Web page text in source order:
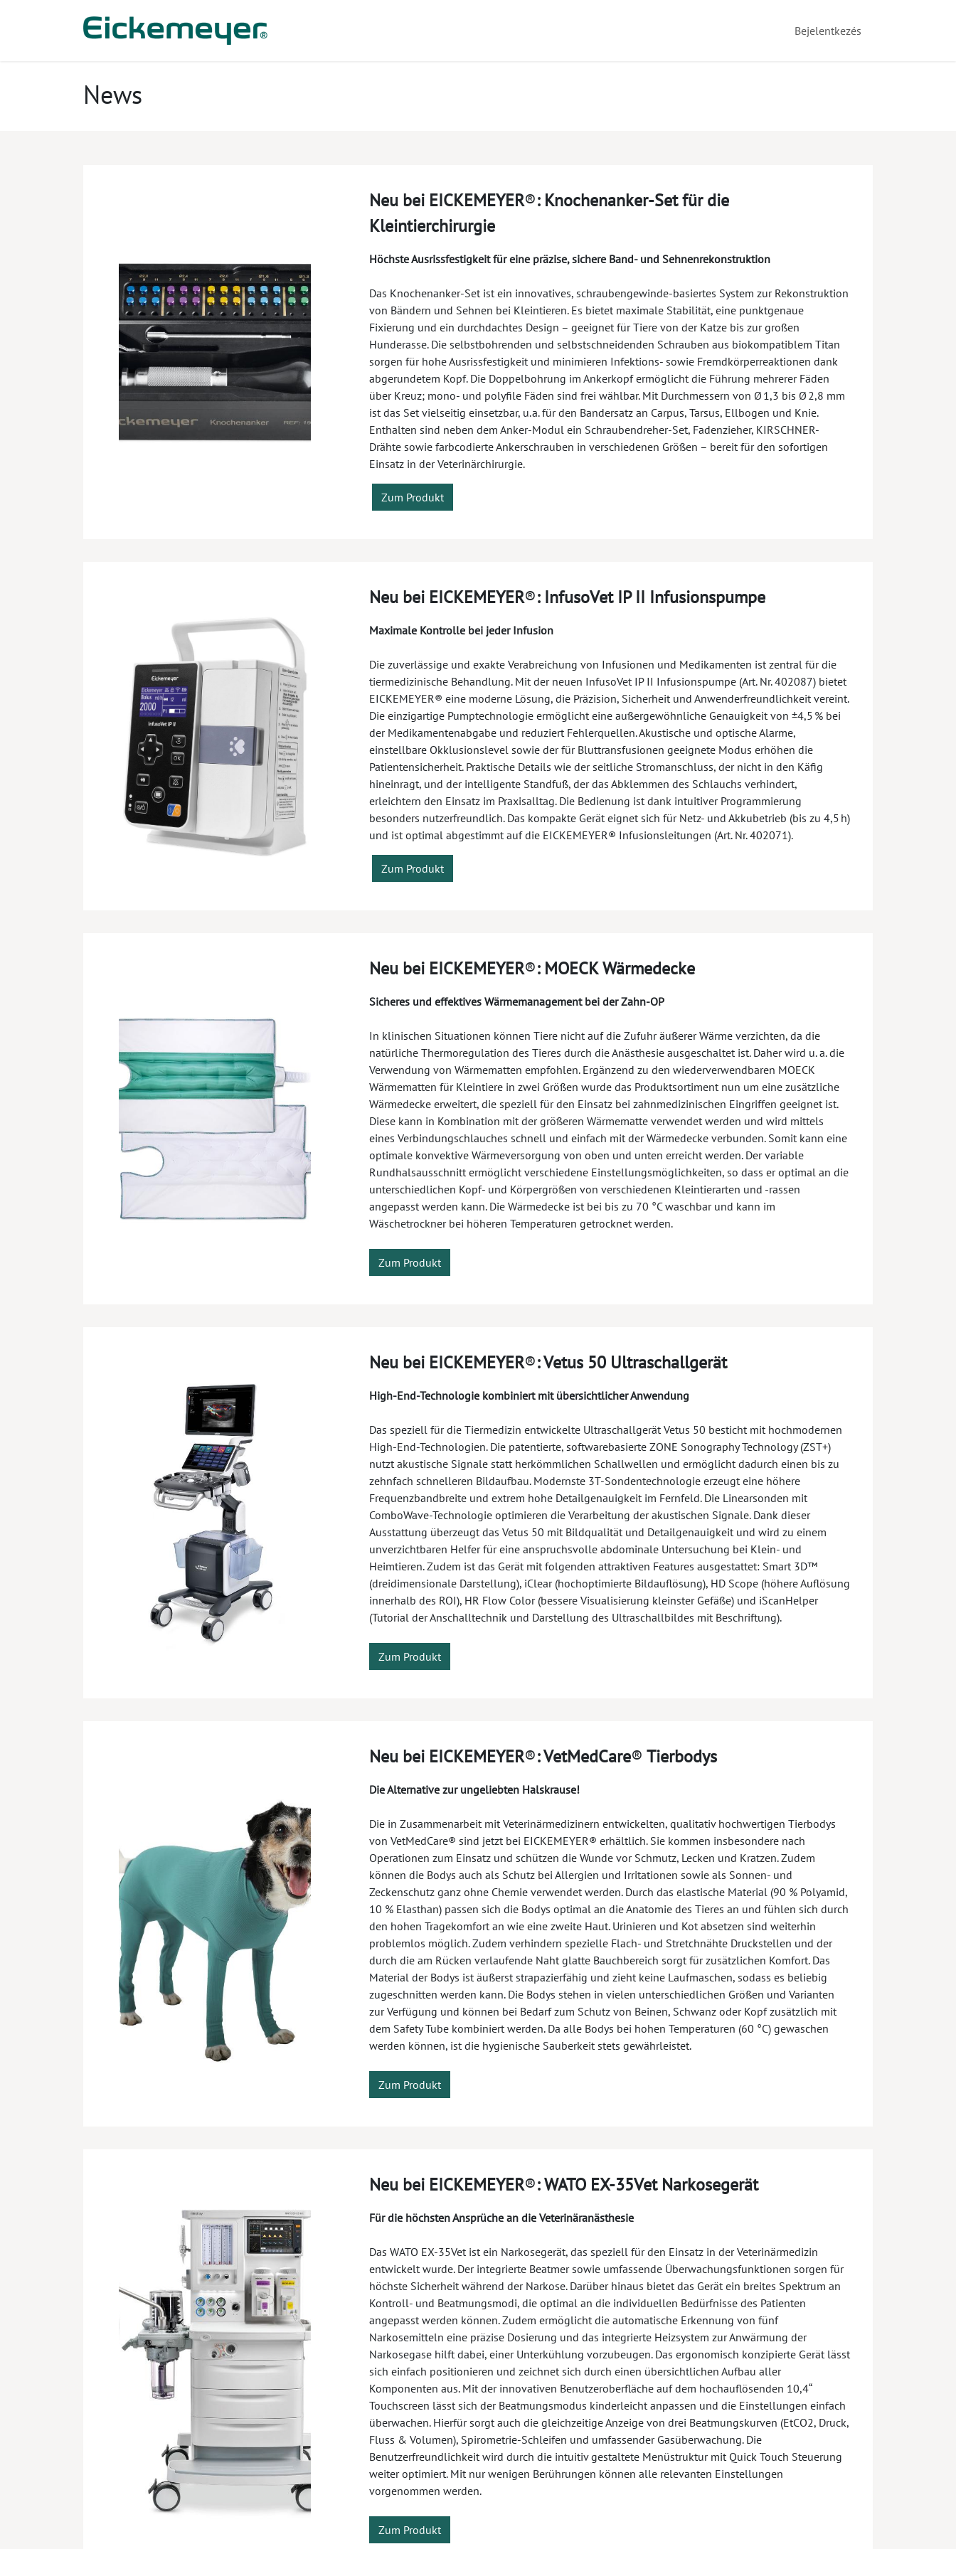
Bejelentkezés
News
Neu bei EICKEMEYER®: Knochenanker-Set für die
Kleintierchirurgie
Höchste Ausrissfestigkeit für eine präzise, sichere Band- und Sehnenrekonstruktion
Das Knochenanker-Set ist ein innovatives, schraubengewinde-basiertes System zur Rekonstruktion
von Bändern und Sehnen bei Kleintieren. Es bietet maximale Stabilität, eine punktgenaue
Fixierung und ein durchdachtes Design – geeignet für Tiere von der Katze bis zur großen
Hunderasse. Die selbstbohrenden und selbstschneidenden Schrauben aus biokompatiblem Titan
sorgen für hohe Ausrissfestigkeit und minimieren Infektions- sowie Fremdkörperreaktionen dank
abgerundetem Kopf. Die Doppelbohrung im Ankerkopf ermöglicht die Führung mehrerer Fäden
über Kreuz; mono- und polyfile Fäden sind frei wählbar. Mit Durchmessern von Ø 1,3 bis Ø 2,8 mm
ist das Set vielseitig einsetzbar, u. a. für den Bandersatz an Carpus, Tarsus, Ellbogen und Knie.
Enthalten sind neben dem Anker-Modul ein Schraubendreher-Set, Fadenzieher, KIRSCHNER-
Drähte sowie farbcodierte Ankerschrauben in verschiedenen Größen – bereit für den sofortigen
Einsatz in der Veterinärchirurgie.
Zum Produkt
Neu bei EICKEMEYER®: InfusoVet IP II Infusionspumpe
Maximale Kontrolle bei jeder Infusion
Die zuverlässige und exakte Verabreichung von Infusionen und Medikamenten ist zentral für die
tiermedizinische Behandlung. Mit der neuen InfusoVet IP II Infusionspumpe (Art. Nr. 402087) bietet
EICKEMEYER® eine moderne Lösung, die Präzision, Sicherheit und Anwenderfreundlichkeit vereint.
Die einzigartige Pumptechnologie ermöglicht eine außergewöhnliche Genauigkeit von ±4,5 % bei
der Medikamentenabgabe und reduziert Fehlerquellen. Akustische und optische Alarme,
einstellbare Okklusionslevel sowie der für Bluttransfusionen geeignete Modus erhöhen die
Patientensicherheit. Praktische Details wie der seitliche Stromanschluss, der nicht in den Käfig
hineinragt, und der intelligente Standfuß, der das Abklemmen des Schlauchs verhindert,
erleichtern den Einsatz im Praxisalltag. Die Bedienung ist dank intuitiver Programmierung
besonders nutzerfreundlich. Das kompakte Gerät eignet sich für Netz- und Akkubetrieb (bis zu 4,5 h)
und ist optimal abgestimmt auf die EICKEMEYER® Infusionsleitungen (Art. Nr. 402071).
Zum Produkt
Neu bei EICKEMEYER®: MOECK Wärmedecke
Sicheres und effektives Wärmemanagement bei der Zahn-OP
In klinischen Situationen können Tiere nicht auf die Zufuhr äußerer Wärme verzichten, da die
natürliche Thermoregulation des Tieres durch die Anästhesie ausgeschaltet ist. Daher wird u. a. die
Verwendung von Wärmematten empfohlen. Ergänzend zu den wiederverwendbaren MOECK
Wärmematten für Kleintiere in zwei Größen wurde das Produktsortiment nun um eine zusätzliche
Wärmedecke erweitert, die speziell für den Einsatz bei zahnmedizinischen Eingriffen geeignet ist.
Diese kann in Kombination mit der größeren Wärmematte verwendet werden und wird mittels
eines Verbindungschlauches schnell und einfach mit der Wärmedecke verbunden. Somit kann eine
optimale konvektive Wärmeversorgung von oben und unten erreicht werden. Der variable
Rundhalsausschnitt ermöglicht verschiedene Einstellungsmöglichkeiten, so dass er optimal an die
unterschiedlichen Kopf- und Körpergrößen von verschiedenen Kleintierarten und -rassen
angepasst werden kann. Die Wärmedecke ist bei bis zu 70 °C waschbar und kann im
Wäschetrockner bei höheren Temperaturen getrocknet werden.
Zum Produkt
Neu bei EICKEMEYER®: Vetus 50 Ultraschallgerät
High-End-Technologie kombiniert mit übersichtlicher Anwendung
Das speziell für die Tiermedizin entwickelte Ultraschallgerät Vetus 50 besticht mit hochmodernen
High-End-Technologien. Die patentierte, softwarebasierte ZONE Sonography Technology (ZST+)
nutzt akustische Signale statt herkömmlichen Schallwellen und ermöglicht dadurch einen bis zu
zehnfach schnelleren Bildaufbau. Modernste 3T-Sondentechnologie erzeugt eine höhere
Frequenzbandbreite und extrem hohe Detailgenauigkeit im Fernfeld. Die Linearsonden mit
ComboWave-Technologie optimieren die Verarbeitung der akustischen Signale. Dank dieser
Ausstattung überzeugt das Vetus 50 mit Bildqualität und Detailgenauigkeit und wird zu einem
unverzichtbaren Helfer für eine anspruchsvolle abdominale Untersuchung bei Klein- und
Heimtieren. Zudem ist das Gerät mit folgenden attraktiven Features ausgestattet: Smart 3D™
(dreidimensionale Darstellung), iClear (hochoptimierte Bildauflösung), HD Scope (höhere Auflösung
innerhalb des ROI), HR Flow Color (bessere Visualisierung kleinster Gefäße) und iScanHelper
(Tutorial der Anschalltechnik und Darstellung des Ultraschallbildes mit Beschriftung).
Zum Produkt
Neu bei EICKEMEYER®: VetMedCare® Tierbodys
Die Alternative zur ungeliebten Halskrause!
Die in Zusammenarbeit mit Veterinärmedizinern entwickelten, qualitativ hochwertigen Tierbodys
von VetMedCare® sind jetzt bei EICKEMEYER® erhältlich. Sie kommen insbesondere nach
Operationen zum Einsatz und schützen die Wunde vor Schmutz, Lecken und Kratzen. Zudem
können die Bodys auch als Schutz bei Allergien und Irritationen sowie als Sonnen- und
Zeckenschutz ganz ohne Chemie verwendet werden. Durch das elastische Material (90 % Polyamid,
10 % Elasthan) passen sich die Bodys optimal an die Anatomie des Tieres an und fühlen sich durch
den hohen Tragekomfort an wie eine zweite Haut. Urinieren und Kot absetzen sind weiterhin
problemlos möglich. Zudem verhindern spezielle Flach- und Stretchnähte Druckstellen und der
durch die am Rücken verlaufende Naht glatte Bauchbereich sorgt für zusätzlichen Komfort. Das
Material der Bodys ist äußerst strapazierfähig und zieht keine Laufmaschen, sodass es beliebig
zugeschnitten werden kann. Die Bodys stehen in vielen unterschiedlichen Größen und Varianten
zur Verfügung und können bei Bedarf zum Schutz von Beinen, Schwanz oder Kopf zusätzlich mit
dem Safety Tube kombiniert werden. Da alle Bodys bei hohen Temperaturen (60 °C) gewaschen
werden können, ist die hygienische Sauberkeit stets gewährleistet.
Zum Produkt
Neu bei EICKEMEYER®: WATO EX-35Vet Narkosegerät
Für die höchsten Ansprüche an die Veterinäranästhesie
Das WATO EX-35Vet ist ein Narkosegerät, das speziell für den Einsatz in der Veterinärmedizin
entwickelt wurde. Der integrierte Beatmer sowie umfassende Überwachungsfunktionen sorgen für
höchste Sicherheit während der Narkose. Darüber hinaus bietet das Gerät ein breites Spektrum an
Kontroll- und Beatmungsmodi, die optimal an die individuellen Bedürfnisse des Patienten
angepasst werden können. Zudem ermöglicht die automatische Erkennung von fünf
Narkosemitteln eine präzise Dosierung und das integrierte Heizsystem zur Anwärmung der
Narkosegase hilft dabei, einer Unterkühlung vorzubeugen. Das ergonomisch konzipierte Gerät lässt
sich einfach positionieren und zeichnet sich durch einen übersichtlichen Aufbau aller
Komponenten aus. Mit der innovativen Benutzeroberfläche auf dem hochauflösenden 10,4“
Touchscreen lässt sich der Beatmungsmodus kinderleicht anpassen und die Einstellungen einfach
überwachen. Hierfür sorgt auch die gleichzeitige Anzeige von drei Beatmungskurven (EtCO2, Druck,
Fluss & Volumen), Spirometrie-Schleifen und umfassender Gasüberwachung. Die
Benutzerfreundlichkeit wird durch die intuitiv gestaltete Menüstruktur mit Quick Touch Steuerung
weiter optimiert. Mit nur wenigen Berührungen können alle relevanten Einstellungen
vorgenommen werden.
Zum Produkt